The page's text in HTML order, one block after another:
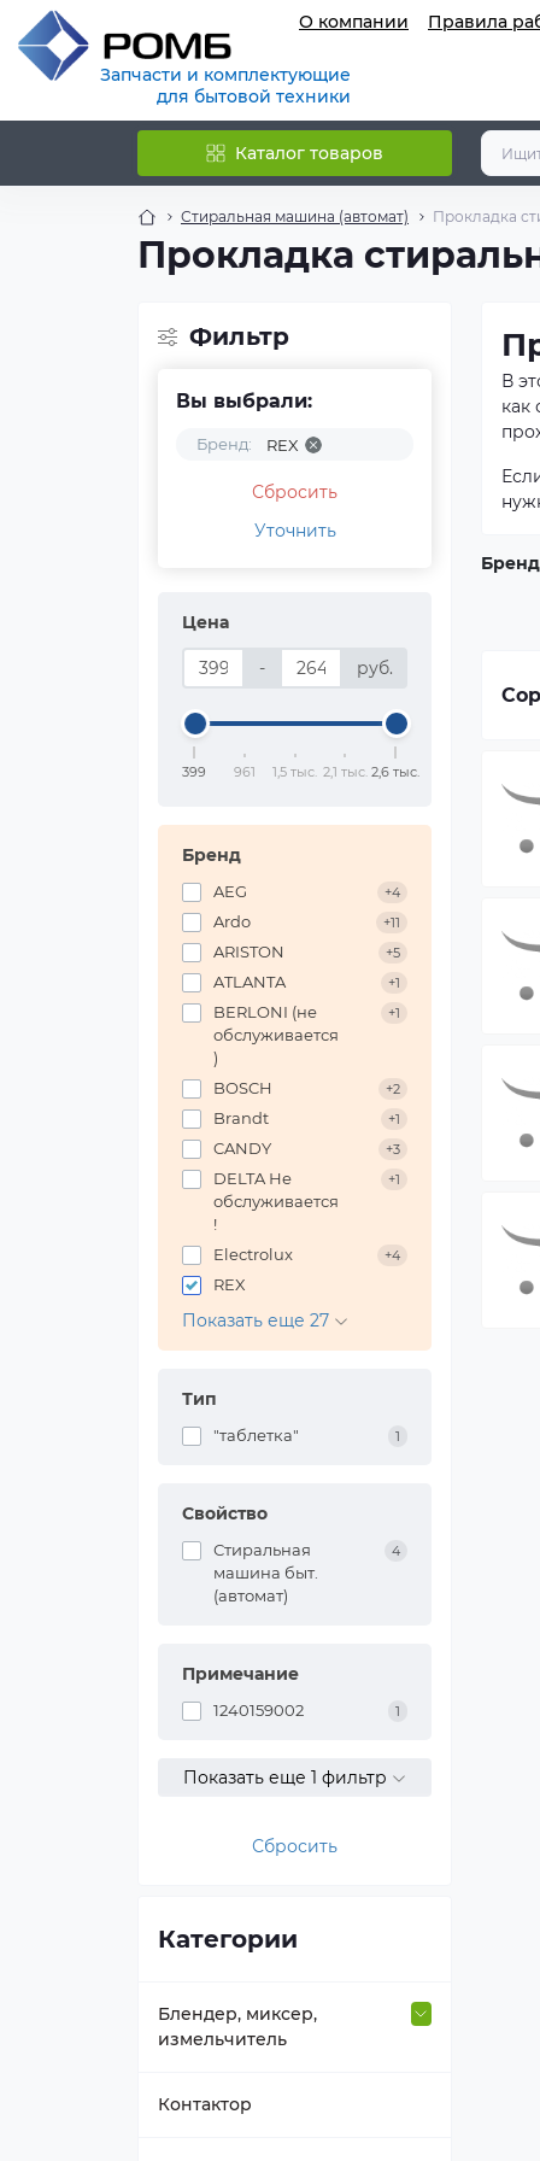
Запчасти и комплектующие
для бытовой техники
О компании Правила
Каталог товаров
Стиральная машина (автомат) Прокладка
Прокладка
Фильтр
Вы выбрали:
Бренд: REX
Сбросить
Уточнить
Цена
- руб.
399 961 1,5 тыс. 2,1 тыс. 2,6 тыс.
Бренд
AEG +4
Ardo +11
ARISTON +5
ATLANTA +1
BERLONI (не
обслуживается
)
+1
BOSCH +2
Brandt +1
CANDY +3
DELTA Не
обслуживается
!
+1
Electrolux +4
REX
Показать еще 27
Тип
"таблетка" 1
Свойство
Стиральная
машина быт.
(автомат)
4
Примечание
1240159002 1
Показать еще 1 фильтр
Сбросить
Категории
Блендер, миксер,
измельчитель
Втулка вала
Контактор
В
как
Бренд